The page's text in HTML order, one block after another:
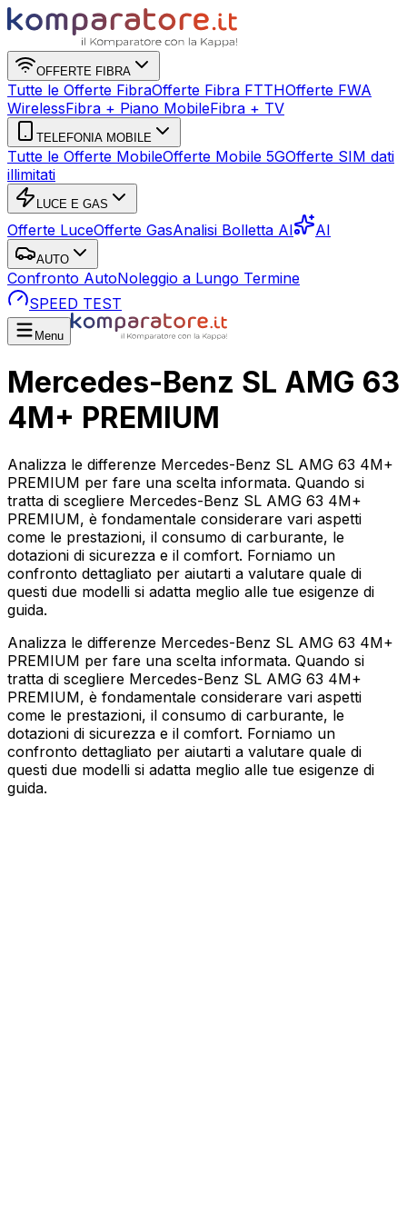
OFFERTE FIBRA
Tutte le Offerte FibraOfferte Fibra FTTHOfferte FWA
WirelessFibra + Piano MobileFibra + TV
TELEFONIA MOBILE
Tutte le Offerte MobileOfferte Mobile 5GOfferte SIM dati
illimitati
LUCE E GAS
Offerte LuceOfferte GasAnalisi Bolletta AI AI
AUTO
Confronto AutoNoleggio a Lungo Termine
SPEED TEST
Menu
Mercedes-Benz SL AMG 63
4M+ PREMIUM
Analizza le differenze Mercedes-Benz SL AMG 63 4M+
PREMIUM per fare una scelta informata. Quando si
tratta di scegliere Mercedes-Benz SL AMG 63 4M+
PREMIUM, è fondamentale considerare vari aspetti
come le prestazioni, il consumo di carburante, le
dotazioni di sicurezza e il comfort. Forniamo un
confronto dettagliato per aiutarti a valutare quale di
questi due modelli si adatta meglio alle tue esigenze di
guida.
Analizza le differenze Mercedes-Benz SL AMG 63 4M+
PREMIUM per fare una scelta informata. Quando si
tratta di scegliere Mercedes-Benz SL AMG 63 4M+
PREMIUM, è fondamentale considerare vari aspetti
come le prestazioni, il consumo di carburante, le
dotazioni di sicurezza e il comfort. Forniamo un
confronto dettagliato per aiutarti a valutare quale di
questi due modelli si adatta meglio alle tue esigenze di
guida.